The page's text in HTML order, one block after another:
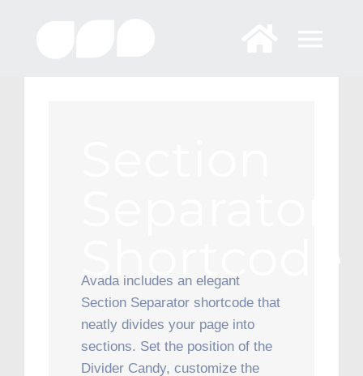
Avada includes an elegant
Section Separator shortcode that
neatly divides your page into
sections. Set the position of the
Divider Candy, customize the